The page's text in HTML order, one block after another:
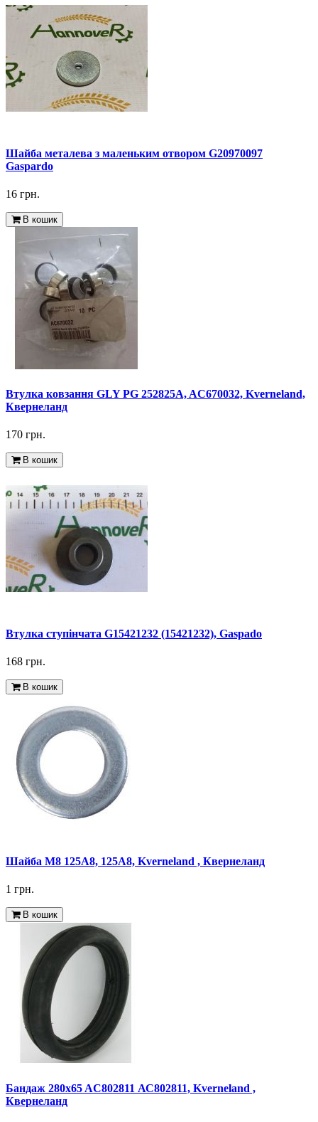
Шайба металева з маленьким отвором G20970097
Gaspardo
16 грн.
В кошик
Втулка ковзання GLY PG 252825A, AC670032, Kverneland,
Квернеланд
170 грн.
В кошик
Втулка ступінчата G15421232 (15421232), Gaspado
168 грн.
В кошик
Шайба M8 125A8, 125А8, Kverneland , Квернеланд
1 грн.
В кошик
Бандаж 280x65 AC802811 АС802811, Kverneland ,
Квернеланд